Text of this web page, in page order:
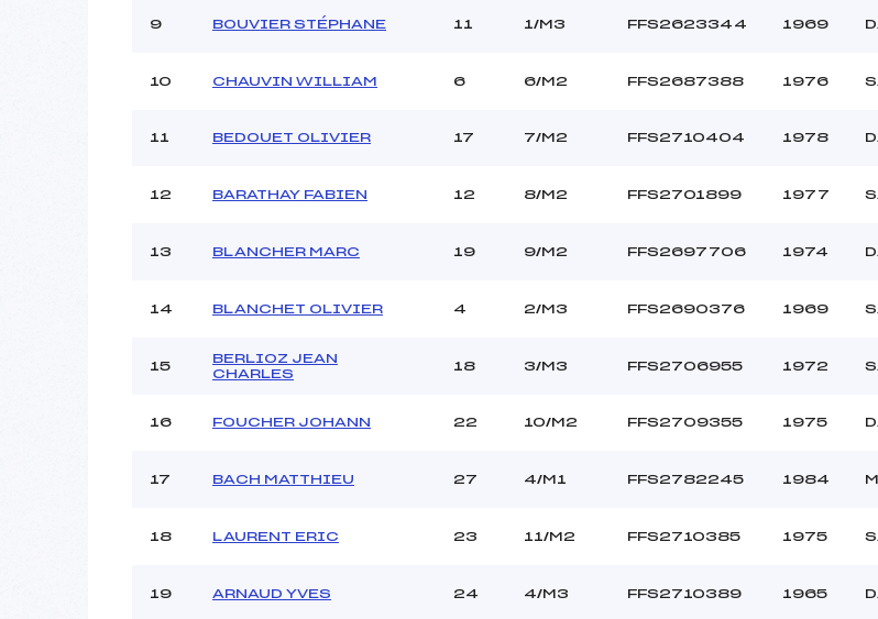
9 BOUVIER STÉPHANE 11 1/M3 FFS2623344 1969
10 CHAUVIN WILLIAM 6 6/M2 FFS2687388 1976
11 BEDOUET OLIVIER 17 7/M2 FFS2710404 1978
12 BARATHAY FABIEN 12 8/M2 FFS2701899 1977
13 BLANCHER MARC 19 9/M2 FFS2697706 1974
14 BLANCHET OLIVIER 4 2/M3 FFS2690376 1969
15
BERLIOZ JEAN
CHARLES
18 3/M3 FFS2706955 1972
16 FOUCHER JOHANN 22 10/M2 FFS2709355 1975
17 BACH MATTHIEU 27 4/M1 FFS2782245 1984
18 LAURENT ERIC 23 11/M2 FFS2710385 1975
19 ARNAUD YVES 24 4/M3 FFS2710389 1965